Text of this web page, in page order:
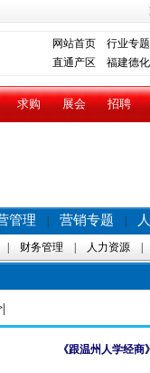
网站首页
行业专题
直通产区 福建德化
求购 展会 招聘
管理 营销专题
财务管理 人力资源
《跟温州人学经商